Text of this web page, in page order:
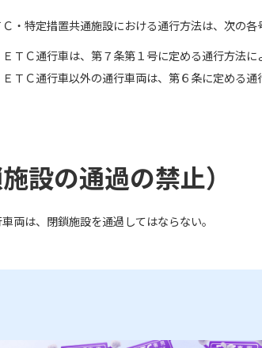
Ｃ・特定措置共通施設における通行方法は、次の各
ＴＣ通行車は、第７条第１号に定める通行方法に
ＴＣ通行車以外の通行車両は、第６条に定める通
施設の通過の禁止）
両は、閉鎖施設を通過してはならない。